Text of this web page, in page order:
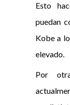
Esto
puedan
Kobe a
elevado.
Por